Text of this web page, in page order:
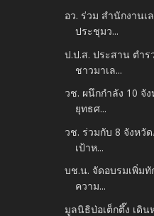
อว. ร่วม สํานักงาน
ประชุมว...
ป.ป.ส. ประสาน ตำร
ชาวมาเล...
วช. ผนึกกำลัง 10 จั
ยุทธศ...
วช. ร่วมกับ 8 จังหวั
เป้าห...
บช.น. จัดอบรมเพิ่มทั
ความ...
มูลนิธิป่อเต็กตึ๊ง เดิ